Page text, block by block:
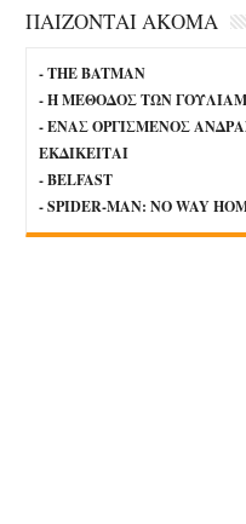
ΠΑΙΖΟΝΤΑΙ ΑΚΟΜΑ
- THE BATMAN
- Η ΜΕΘΟΔΟΣ ΤΩΝ
- ΕΝΑΣ ΟΡΓΙΣΜΕΝΟΣ
ΕΚΔΙΚΕΙΤΑΙ
- BELFAST
- SPIDER-MAN: NO WAY